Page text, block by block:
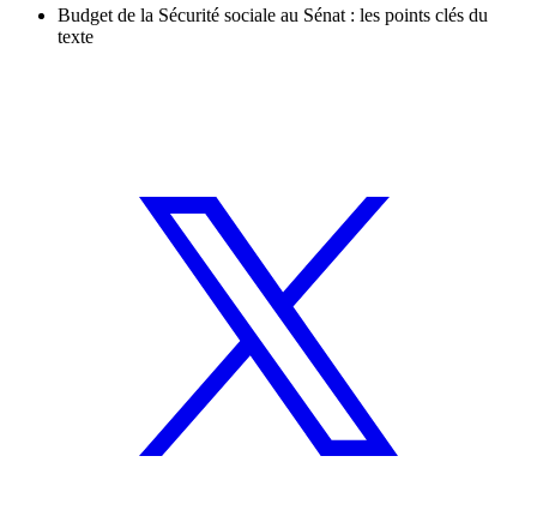
Budget de la Sécurité sociale au Sénat : les points clés du
texte